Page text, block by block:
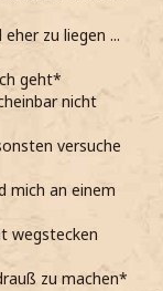
zu liegen ...
geht*
nicht
versuche
mich an einem
wegstecken
zu machen*